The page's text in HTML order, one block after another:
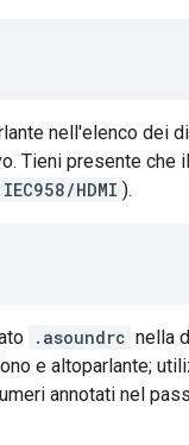
nell'elenco dei
Tieni presente che
HDMI ).
.asoundrc nella
e altoparlante;
annotati nel